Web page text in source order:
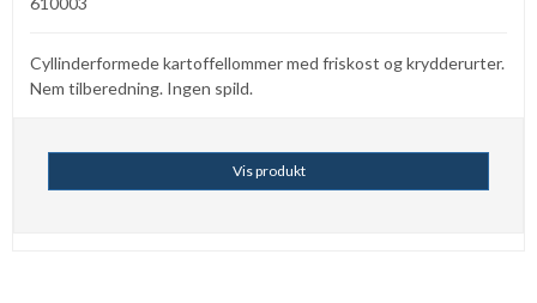
Cyllinderformede kartoffellommer med friskost og krydderurter.
Nem tilberedning. Ingen spild.
Vis produkt